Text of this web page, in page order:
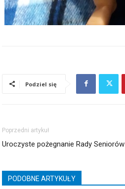
Podziel się
Poprzedni artykuł
Uroczyste pożegnanie Rady Seniorów
PODOBNE ARTYKUŁY